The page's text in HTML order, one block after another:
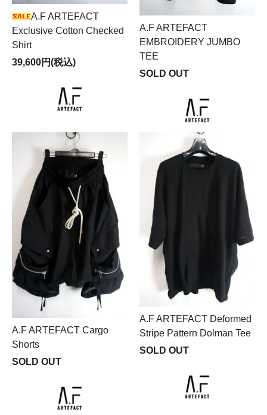
A.F ARTEFACT
Exclusive Cotton Checked
Shirt
39,600円(税込)
A.F ARTEFACT
EMBROIDERY JUMBO
TEE
SOLD OUT
A.F ARTEFACT Cargo
Shorts
SOLD OUT
A.F ARTEFACT Deformed
Stripe Pattern Dolman Tee
SOLD OUT